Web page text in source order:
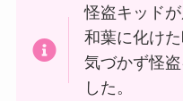
怪盗キッド
和葉に化け
気づかず怪
した。